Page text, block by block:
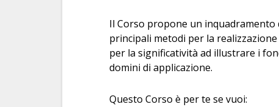
Il Corso propone un
principali metodi per la realizzazione
per la significatività ad illustrare i
domini di applicazione.
Questo Corso è per te se vuoi: